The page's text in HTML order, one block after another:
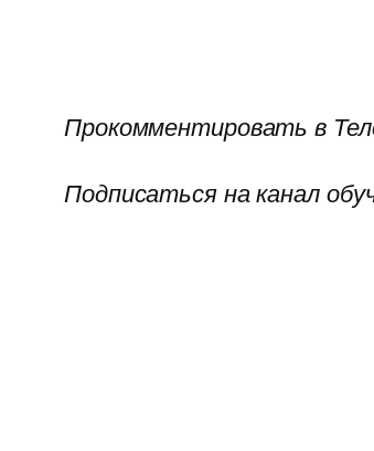
Прокомментировать в
Подписаться на канал